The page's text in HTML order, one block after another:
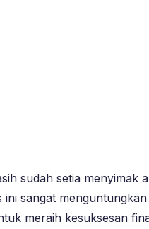
sudah setia menyimak
sangat
meraih kesuksesan